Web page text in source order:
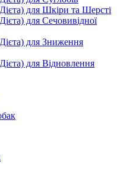
для Шкіри та Шерсті
для Сечовивідної
для Зниження
для Відновлення